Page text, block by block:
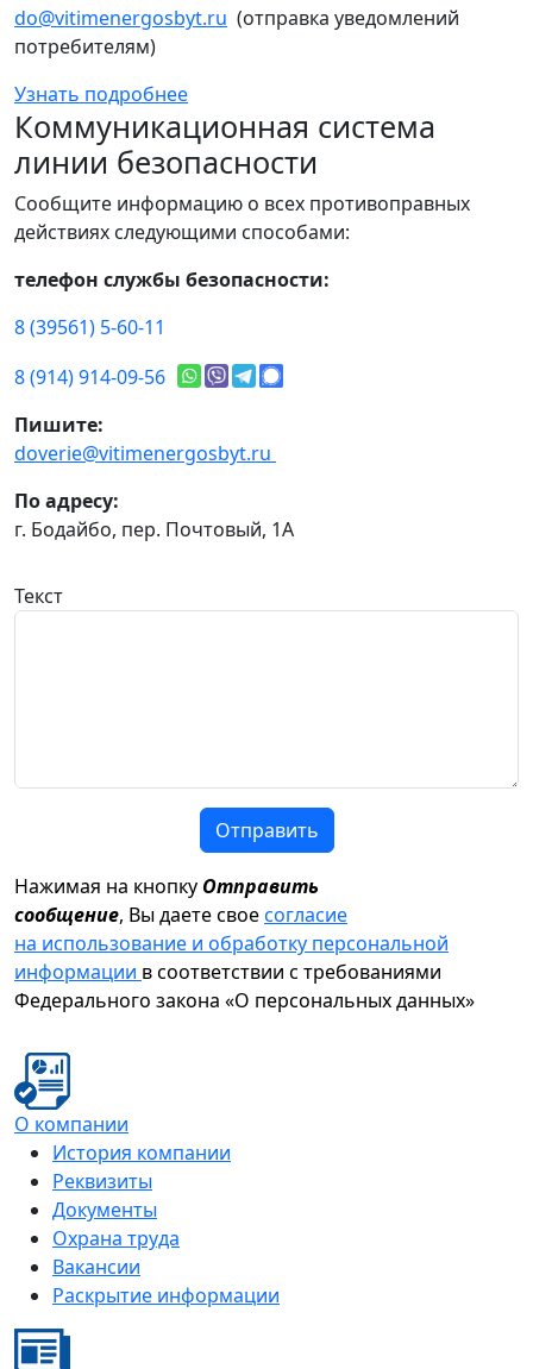
do@vitimenergosbyt.ru (отправка уведомлений
потребителям)
Узнать подробнее
Коммуникационная система
линии безопасности
Сообщите информацию о всех противоправных
действиях следующими способами:
телефон службы безопасности:
8 (39561) 5-60-11
8 (914) 914-09-56
Пишите:
doverie@vitimenergosbyt.ru
По адресу:
г. Бодайбо, пер. Почтовый, 1А
Текст
Отправить
Нажимая на кнопку Отправить
сообщение, Вы даете своесогласие
на использование и обработку персональной
информации в соответствии с требованиями
Федерального закона «О персональных данных»
О компании
История компании
Реквизиты
Документы
Охрана труда
Вакансии
Раскрытие информации